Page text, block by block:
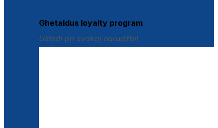
Ghetaldus loyalty program
Uštedi pri svakoj narudžbi!